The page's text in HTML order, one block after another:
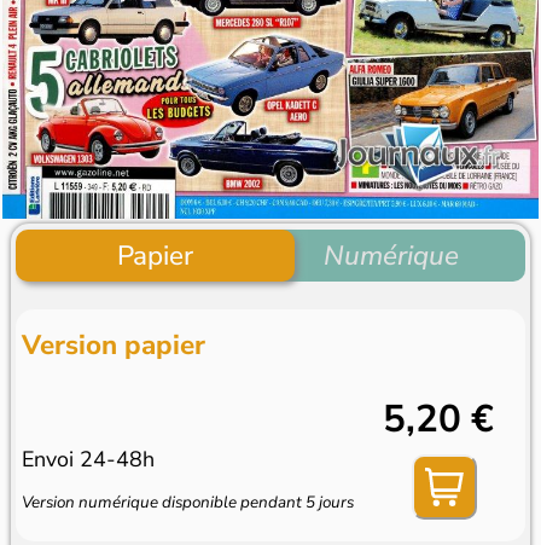
Papier Numérique
Version papier
Envoi 24-48h
5,20 €
Version numérique disponible pendant 5 jours